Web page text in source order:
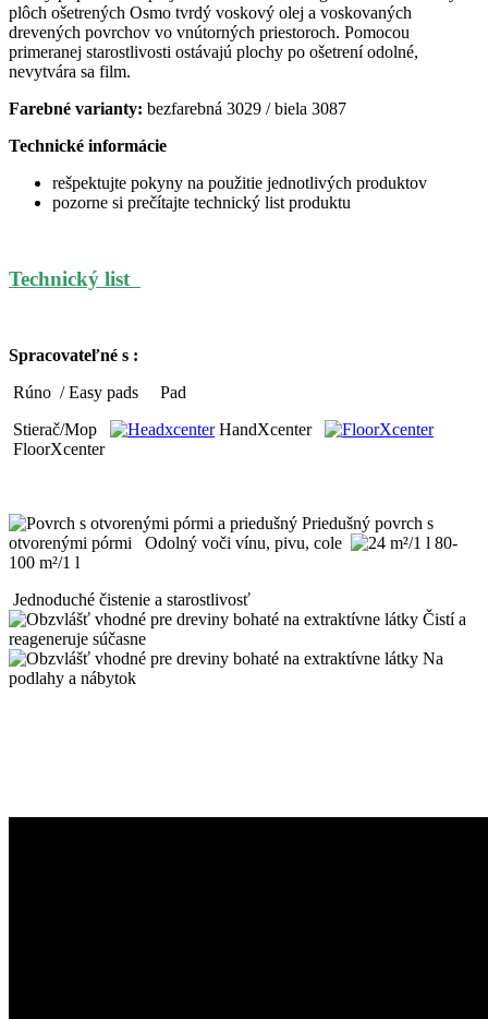
plôch ošetrených Osmo tvrdý voskový olej a voskovaných
drevených povrchov vo vnútorných priestoroch. Pomocou
primeranej starostlivosti ostávajú plochy po ošetrení odolné,
nevytvára sa film.
Farebné varianty: bezfarebná 3029 / biela 3087
Technické informácie
rešpektujte pokyny na použitie jednotlivých produktov
pozorne si prečítajte technický list produktu
Technický list
Spracovateľné s :
Rúno / Easy pads
Pad
Stierač/Mop
HandXcenter
FloorXcenter
Priedušný povrch s
otvorenými pórmi
Odolný voči vínu, pivu, cole
80-
100 m²/1 l
Jednoduché čistenie a starostlivosť
Čistí a
reageneruje súčasne
Na
podlahy a nábytok